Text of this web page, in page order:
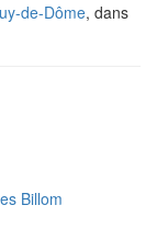
de-Dôme, dans
Billom